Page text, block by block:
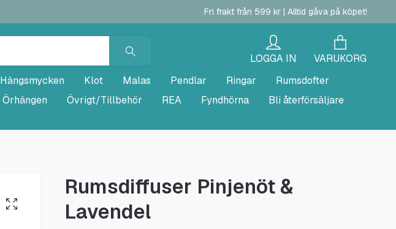
Fri frakt från 599 kr | Alltid gåva på köpet!
LOGGA IN
VARUKORG
Hängsmycken Klot Malas Pendlar Ringar
Rumsdofter
Örhängen Övrigt/Tillbehör REA Fyndhörna
Bli återförsäljare
Rumsdiffuser Pinjenöt &
Lavendel